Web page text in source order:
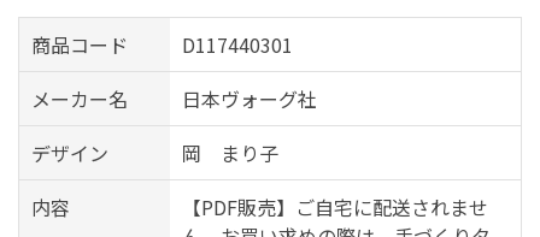
商品コード
D117440301
メーカー名
日本ヴォーグ社
デザイン
岡 まり子
内容
【PDF販売】ご自宅に配送されませ